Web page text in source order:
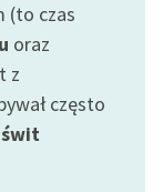
(to czas
oraz
z
często
świt